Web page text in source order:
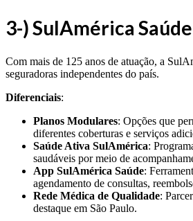
3-) SulAmérica Saúde
Com mais de 125 anos de atuação, a
seguradoras independentes do país.
Diferenciais:
Planos Modulares: Opções que
diferentes coberturas e serviços
Saúde Ativa SulAmérica:
saudáveis por meio de
App SulAmérica Saúde:
agendamento de consultas,
Rede Médica de Qualidade:
destaque em São Paulo.